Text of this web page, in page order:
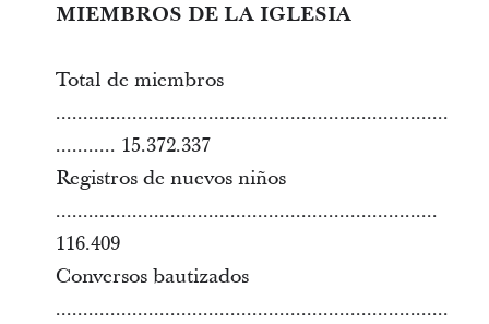
MIEMBROS DE LA IGLESIA
Total de miembros
........................................................................
........... 15.372.337
Registros de nuevos niños
......................................................................
116.409
Conversos bautizados
........................................................................